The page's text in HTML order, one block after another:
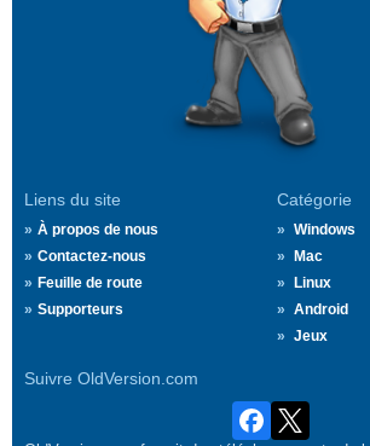
Liens du site
À propos de nous
Contactez-nous
Feuille de route
Supporteurs
Catégorie
Windows
Mac
Linux
Android
Jeux
Suivre OldVersion.com